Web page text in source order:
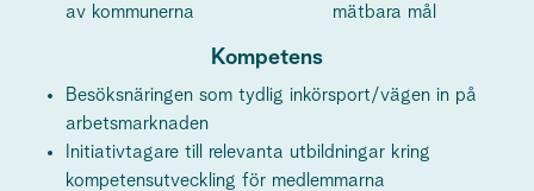
av kommunerna
mätbara mål
Kompetens
Besöksnäringen som tydlig inkörsport/vägen in på
arbetsmarknaden
Initiativtagare till relevanta utbildningar kring
kompetensutveckling för medlemmarna